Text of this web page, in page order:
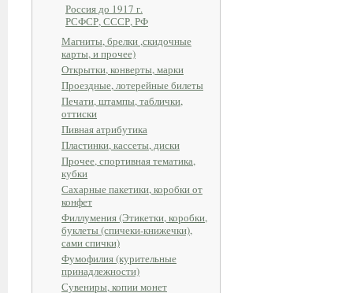
Россия до 1917 г.
РСФСР, СССР, РФ
Магниты, брелки ,скидочные
карты, и прочее)
Открытки, конверты, марки
Проездные, лотерейные билеты
Печати, штампы, таблички,
оттиски
Пивная атрибутика
Пластинки, кассеты, диски
Прочее, спортивная тематика,
кубки
Сахарные пакетики, коробки от
конфет
Филлумения (Этикетки, коробки,
буклеты (спичеки-книжечки),
сами спички)
Фумофилия (курительные
принадлежности)
Сувениры, копии монет